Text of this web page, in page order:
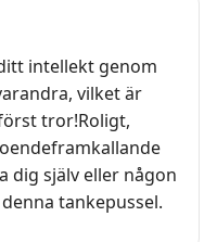
intellekt genom
vilket är
tror!Roligt,
dig själv eller någon
tankepussel.